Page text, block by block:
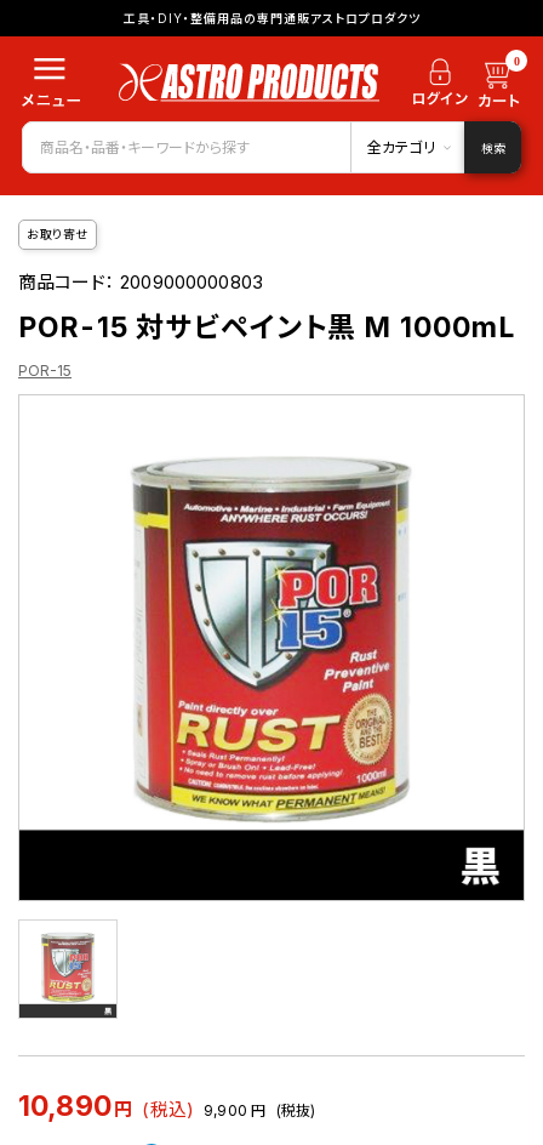
工具・DIY・整備用品の専門通販アストロプロダクツ
0
全カテゴリ 検索
お取り寄せ
商品コード：2009000000803
POR-15 対サビペイント黒 M 1000mL
POR-15
10,890 円 (税込) 9,900 円 (税抜)